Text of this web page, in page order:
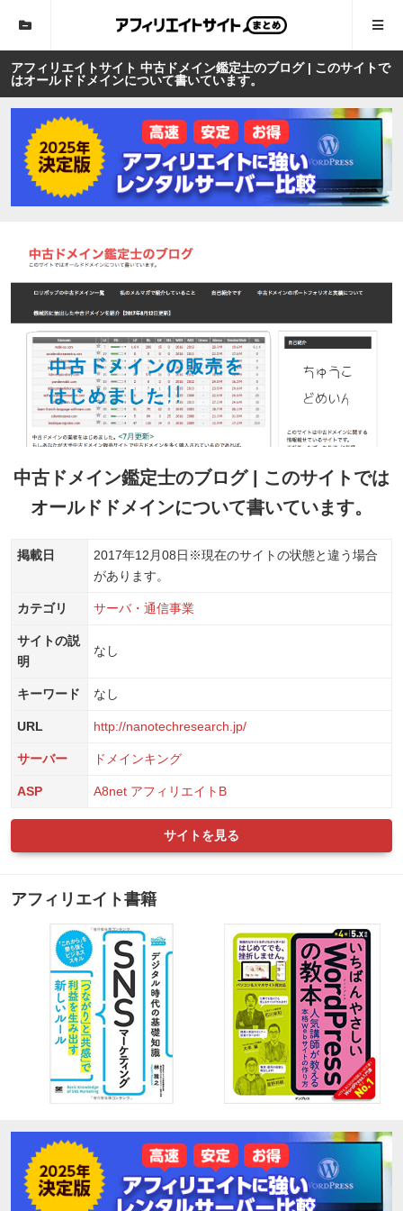
アフィリエイトサイト 中古ドメイン鑑定士のブログ | このサイトで
はオールドドメインについて書いています。
中古ドメイン鑑定士のブログ | このサイトでは
オールドドメインについて書いています。
掲載日 2017年12月08日 ※現在のサイトの状態と違う場合
があります。
カテゴリ サーバ・通信事業
サイトの説
明
なし
キーワード なし
URL http://nanotechresearch.jp/
サーバー ドメインキング
ASP A8net アフィリエイトB
サイトを見る
アフィリエイト書籍